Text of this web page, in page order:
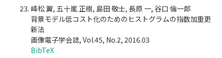
峰松 翼, 五十嵐 正樹, 島田 敬士, 長原 一, 谷口 倫一郎
背景モデル低コスト化のためのヒストグラムの指数加重更
新法
画像電子学会誌, Vol.45, No.2, 2016.03
BibTeX